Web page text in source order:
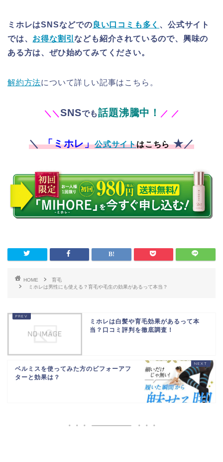
ミホレはSNSなどでの 良い口コミも多く 、公式サイト
では、 お得な割引なども紹介されているので、興味の
ある方は、ぜひ始めてみてください。
解約方法について詳しい記事はこちら。
＼ ＼SNSでも話題沸騰中！ ／ ／
＼「ミホレ」公式サイトはこちら★／
HOME
育毛
ミホレは男性にも使える？育毛や毛生の効果があるって本当？
ミホレは白髪や育毛効果があるって本
当？口コミ評判を徹底調査！
ベルミスを使ってみた方のビフォーアフ
ターと効果は？